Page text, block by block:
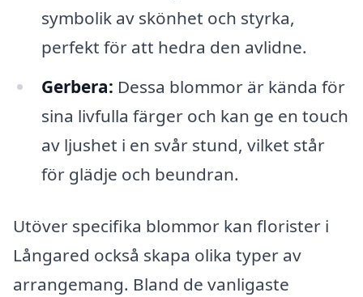
symbolik av skönhet och styrka,
perfekt för att hedra den avlidne.
Gerbera: Dessa blommor är kända för
sina livfulla färger och kan ge en touch
av ljushet i en svår stund, vilket står
för glädje och beundran.
Utöver specifika blommor kan florister i
Långared också skapa olika typer av
arrangemang. Bland de vanligaste